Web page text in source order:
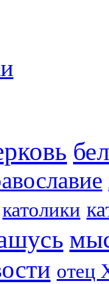
католики
отец